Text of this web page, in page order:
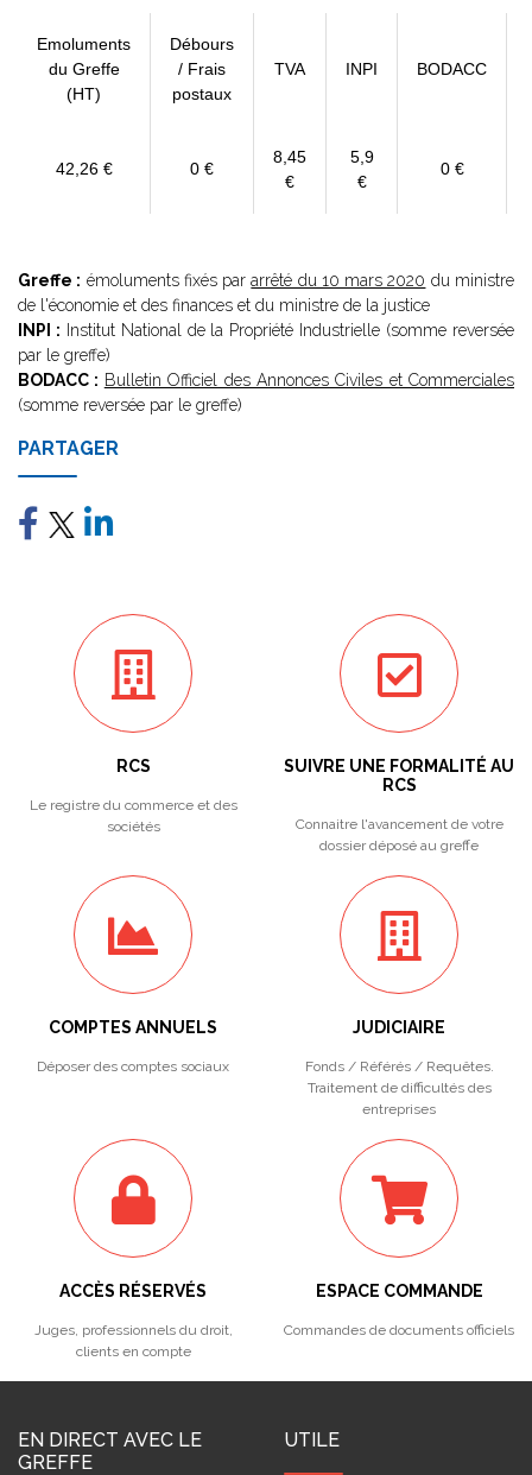
Emoluments
du Greffe
(HT)
Débours
/ Frais
postaux
TVA INPI BODACC
42,26 € 0 €
8,45
€
5,9
€
0 €
Greffe : émoluments fixés pararrêté du 10 mars 2020 du ministre
de l'économie et des finances et du ministre de la justice
INPI : Institut National de la Propriété Industrielle (somme reversée
par le greffe)
BODACC : Bulletin Officiel des Annonces Civiles et Commerciales
(somme reversée par le greffe)
PARTAGER
RCS
Le registre du commerce et des
sociétés
SUIVRE UNE FORMALITÉ AU
RCS
Connaitre l'avancement de votre
dossier déposé au greffe
COMPTES ANNUELS
Déposer des comptes sociaux
JUDICIAIRE
Fonds / Référés / Requêtes.
Traitement de difficultés des
entreprises
ACCÈS RÉSERVÉS
Juges, professionnels du droit,
clients en compte
ESPACE COMMANDE
Commandes de documents officiels
EN DIRECT AVEC LE
GREFFE
UTILE